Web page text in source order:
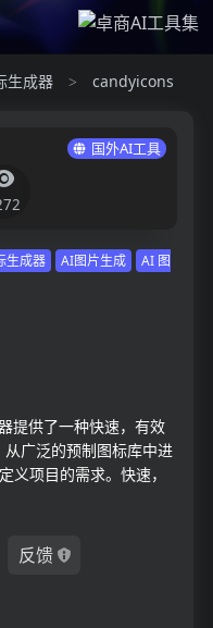
生成器 > candyicons
国外AI工具
生成器 AI图片生成
AI 图
提供了一种快速，有效
广泛的预制图标库中进
义项目的需求。快速，
反馈